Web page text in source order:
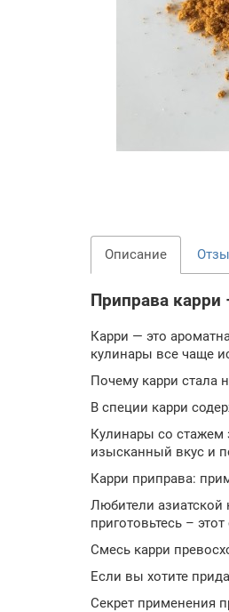
Описание
Приправа карри
Карри — это
кулинары все чаще
Почему карри стала
В специи карри
Кулинары со стажем
изысканный вкус и
Карри приправа:
Любители азиатской
приготовьтесь –
Смесь карри
Если вы хотите
Секрет применения